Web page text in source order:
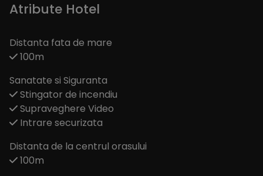
Atribute Hotel
Distanta fata de mare
100m
Sanatate si Siguranta
Stingator de incendiu
Supraveghere Video
Intrare securizata
Distanta de la centrul orasului
100m